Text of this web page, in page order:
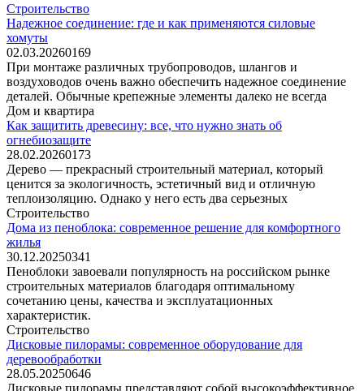
Строительство
Надежное соединение: где и как применяются силовые
хомуты
02.03.20260169
При монтаже различных трубопроводов, шлангов и
воздуховодов очень важно обеспечить надежное соединение
деталей. Обычные крепежные элементы далеко не всегда
Дом и квартира
Как защитить древесину: все, что нужно знать об
огнебиозащите
28.02.20260173
Дерево — прекрасный строительный материал, который
ценится за экологичность, эстетичный вид и отличную
теплоизоляцию. Однако у него есть два серьезных
Строительство
Дома из пеноблока: современное решение для комфортного
жилья
30.12.20250341
Пеноблоки завоевали популярность на российском рынке
строительных материалов благодаря оптимальному
сочетанию цены, качества и эксплуатационных
характеристик.
Строительство
Дисковые пилорамы: современное оборудование для
деревообработки
28.05.20250646
Дисковые пилорамы представляют собой высокоэффективное